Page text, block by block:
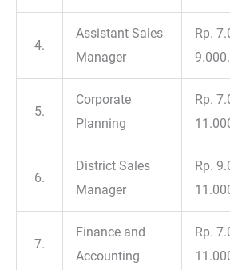
4.
Assistant Sales
Manager
Rp.
5.
Corporate
Planning
Rp.
6.
District Sales
Manager
Rp.
7.
Finance and
Accounting
Rp.